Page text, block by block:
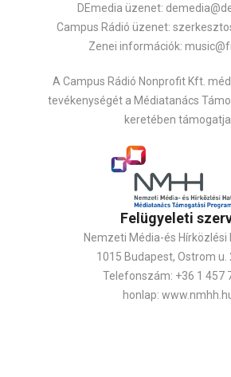
DEmedia üzenet:
Campus Rádió üzenet:
Zenei információk:
A Campus Rádió Nonprofit Kft.
tevékenységét a Médiatanács
keretében
Felügyeleti
Nemzeti Média-és Hírközlési
1015 Budapest, Ostrom u.
Telefonszám: +36 1 457
honlap: